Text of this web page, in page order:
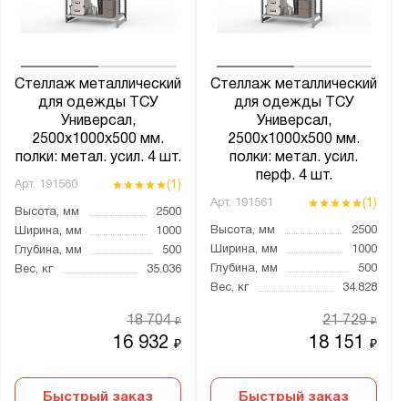
Стеллаж металлический
для одежды ТСУ
Универсал,
2500х1000х500 мм.
полки: метал. усил. 4 шт.
Арт. 191560 (1)
Высота, мм
2500
Ширина, мм
1000
Глубина, мм
500
Вес, кг
35.036
16 932₽
18 704₽
Быстрый заказ
Стеллаж металлический
для одежды ТСУ
Универсал,
2500х1000х500 мм.
полки: метал. усил.
перф. 4 шт.
Арт. 191561 (1)
Высота, мм
2500
Ширина, мм
1000
Глубина, мм
500
Вес, кг
34.828
18 151₽
21 729₽
Быстрый заказ
Метбиз
Промет
Стелла-Техник
Стеллажные конструкции
Викинг
Серия:
CombiK
Home